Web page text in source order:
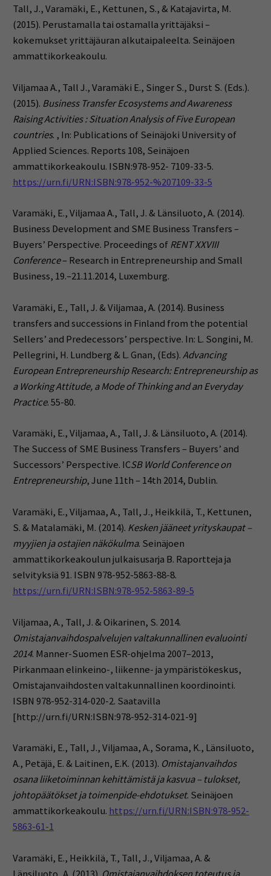
Tall, J., Varamäki, E., Kettunen, S., & Katajavirta, M.
(2015). Perustamalla tai ostamalla yrittäjäksi –
kokemukset yrittäjäuran alkutaipaleelta. Seinäjoen
ammattikorkeakoulu.
Viljamaa A., Tall J., Varamäki E., Singer S., Durst S. (Eds.).
(2015). Business Transfer Ecosystems and Awareness
Raising Activities : Situation Analysis of Five European
countries. , In: Publications of Seinäjoki University of
Applied Sciences. Reports 108, Seinäjoen
ammattikorkeakoulu. ISBN:978-952- 7109-33-5.
https://urn.fi/URN:ISBN:978-952-%207109-33-5
Varamäki, E., Viljamaa A., Tall, J. & Länsiluoto, A. (2014).
Business Development and SME Business Transfers –
Buyers’ Perspective. Proceedings ofRENT XXVIII
Conference– Research in Entrepreneurship and Small
Business, 19.–21.11.2014, Luxemburg.
Varamäki, E., Tall, J. & Viljamaa, A. (2014). Business
transfers and successions in Finland from the potential
Sellers’ and Predecessors’ perspective. In: L. Songini, M.
Pellegrini, H. Lundberg & L. Gnan, (Eds).Advancing
European Entrepreneurship Research: Entrepreneurship as
a Working Attitude, a Mode of Thinking and an Everyday
Practice. 55-80.
Varamäki, E., Viljamaa, A., Tall, J. & Länsiluoto, A. (2014).
The Success of SME Business Transfers – Buyers’ and
Successors’ Perspective. ICSB World Conference on
Entrepreneurship, June 11th– 14th 2014, Dublin.
Varamäki, E., Viljamaa, A., Tall, J., Heikkilä, T., Kettunen,
S. & Matalamäki, M. (2014). Kesken jääneet yrityskaupat –
myyjien ja ostajien näkökulma. Seinäjoen
ammattikorkeakoulun julkaisusarja B. Raportteja ja
selvityksiä 91. ISBN 978-952-5863-88-8.
https://urn.fi/URN:ISBN:978-952-5863-89-5
Viljamaa, A., Tall, J. & Oikarinen, S. 2014.
Omistajanvaihdospalvelujen valtakunnallinen evaluointi
2014. Manner-Suomen ESR-ohjelma 2007–2013,
Pirkanmaan elinkeino-, liikenne- ja ympäristökeskus,
Omistajanvaihdosten valtakunnallinen koordinointi.
ISBN 978-952-314-020-2. Saatavilla
[http://urn.fi/URN:ISBN:978-952-314-021-9]
Varamäki, E., Tall, J., Viljamaa, A., Sorama, K., Länsiluoto,
A., Petäjä, E. & Laitinen, E.K. (2013). Omistajanvaihdos
osana liiketoiminnan kehittämistä ja kasvua – tulokset,
johtopäätökset ja toimenpide-ehdotukset. Seinäjoen
ammattikorkeakoulu. https://urn.fi/URN:ISBN:978-952-
5863-61-1
Varamäki, E., Heikkilä, T., Tall, J., Viljamaa, A. &